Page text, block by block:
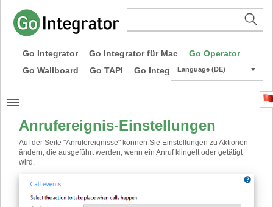
Go Integrator Go Integrator für Mac
Go Operator
Go Wallboard
Go TAPI Go Integrator CE
Language (DE) ▼
Anrufereignis-Einstellungen
Auf der Seite "Anrufereignisse" können Sie Einstellungen zu Aktionen
ändern, die ausgeführt werden, wenn ein Anruf klingelt oder getätigt
wird.